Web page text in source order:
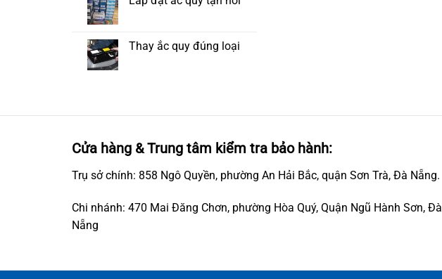
Thay ắc quy đúng loại
Cửa hàng & Trung tâm kiểm tra bảo hành:
Trụ sở chính: 858 Ngô Quyền, phường An Hải Bắc, quận Sơn Trà, Đà Nẵng.
Chi nhánh: 470 Mai Đăng Chơn, phường Hòa Quý, Quận Ngũ Hành Sơn, Đà
Nẵng